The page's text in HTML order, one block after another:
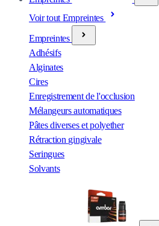
Voir tout Empreintes
Empreintes
Adhésifs
Alginates
Cires
Enregistrement de l'occlusion
Mélangeurs automatiques
Pâtes diverses et polyether
Rétraction gingivale
Seringues
Solvants